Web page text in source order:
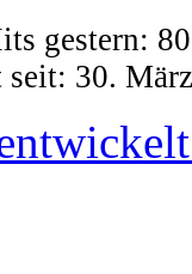
gestern:
seit: 30.